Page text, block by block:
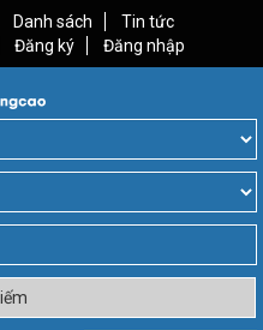
Danh sách
Tin tức
Đăng ký Đăng nhập